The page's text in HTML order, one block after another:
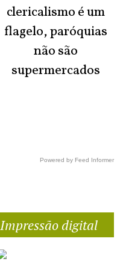
clericalismo é um
flagelo, paróquias
não são
supermercados
Powered by Feed Informer
Impressão digital